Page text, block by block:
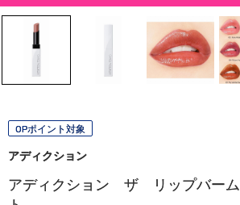
OPポイント対象
アディクション
アディクション ザ リップバー